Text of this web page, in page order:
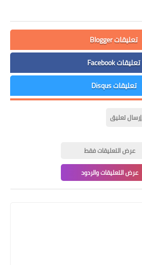
تعليقات Blogger
تعليقات Facebook
تعليقات Disqus
إرسال تعليق
عرض التعليقات فقط
عرض التعليقات والردود